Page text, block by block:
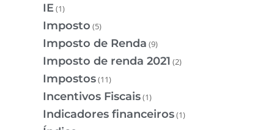
IE(1)
Imposto (5)
Imposto de Renda (9)
Imposto de renda 2021 (2)
Impostos(11)
Incentivos Fiscais(1)
Indicadores financeiros(1)